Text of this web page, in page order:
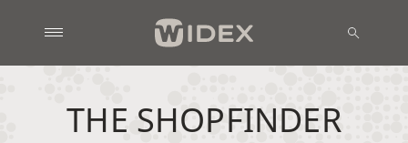
THE SHOPFINDER